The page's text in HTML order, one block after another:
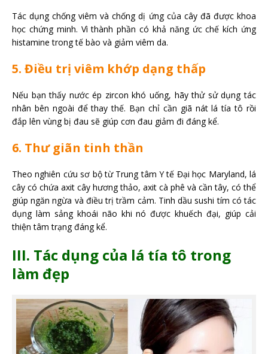
Tác dụng chống viêm và chống dị ứng của cây đã được khoa
học chứng minh. Vì thành phần có khả năng ức chế kích ứng
histamine trong tế bào và giảm viêm da.
5. Điều trị viêm khớp dạng thấp
Nếu bạn thấy nước ép zircon khó uống, hãy thử sử dụng tác
nhân bên ngoài để thay thế. Bạn chỉ cần giã nát lá tía tô rồi
đắp lên vùng bị đau sẽ giúp cơn đau giảm đi đáng kể.
6. Thư giãn tinh thần
Theo nghiên cứu sơ bộ từ Trung tâm Y tế Đại học Maryland, lá
cây có chứa axit cây hương thảo, axit cà phê và cần tây, có thể
giúp ngăn ngừa và điều trị trầm cảm. Tinh dầu sushi tím có tác
dụng làm sảng khoái não khi nó được khuếch đại, giúp cải
thiện tâm trạng đáng kể.
III. Tác dụng của lá tía tô trong
làm đẹp